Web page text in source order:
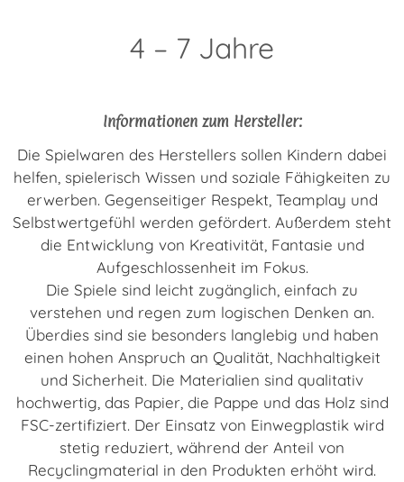
4 – 7 Jahre
Informationen zum Hersteller:
Die Spielwaren des Herstellers sollen Kindern dabei
helfen, spielerisch Wissen und soziale Fähigkeiten zu
erwerben. Gegenseitiger Respekt, Teamplay und
Selbstwertgefühl werden gefördert. Außerdem steht
die Entwicklung von Kreativität, Fantasie und
Aufgeschlossenheit im Fokus.
Die Spiele sind leicht zugänglich, einfach zu
verstehen und regen zum logischen Denken an.
Überdies sind sie besonders langlebig und haben
einen hohen Anspruch an Qualität, Nachhaltigkeit
und Sicherheit. Die Materialien sind qualitativ
hochwertig, das Papier, die Pappe und das Holz sind
FSC-zertifiziert. Der Einsatz von Einwegplastik wird
stetig reduziert, während der Anteil von
Recyclingmaterial in den Produkten erhöht wird.